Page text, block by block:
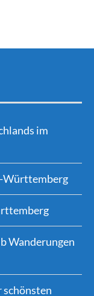
im
Württemberg
Wanderungen
schönsten